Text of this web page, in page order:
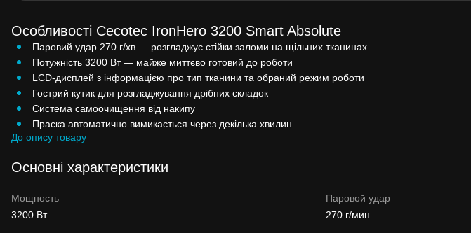
Особливості Cecotec IronHero 3200 Smart Absolute
Паровий удар 270 г/хв — розгладжує стійки заломи на щільних тканинах
Потужність 3200 Вт — майже миттєво готовий до роботи
LCD-дисплей з інформацією про тип тканини та обраний режим роботи
Гострий кутик для розгладжування дрібних складок
Система самоочищення від накипу
Праска автоматично вимикається через декілька хвилин
До опису товару
Основні характеристики
Мощность
3200 Вт
Паровой удар
270 г/мин